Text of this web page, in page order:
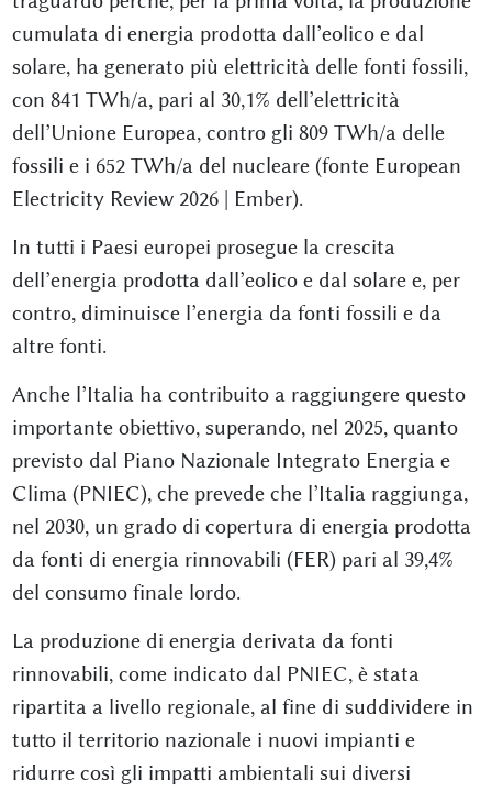
cumulata di energia prodotta dall’eolico e dal
solare, ha generato più elettricità delle fonti fossili,
con 841 TWh/a, pari al 30,1% dell’elettricità
dell’Unione Europea, contro gli 809 TWh/a delle
fossili e i 652 TWh/a del nucleare (fonte European
Electricity Review 2026 | Ember).
In tutti i Paesi europei prosegue la crescita
dell’energia prodotta dall’eolico e dal solare e, per
contro, diminuisce l’energia da fonti fossili e da
altre fonti.
Anche l’Italia ha contribuito a raggiungere questo
importante obiettivo, superando, nel 2025, quanto
previsto dal Piano Nazionale Integrato Energia e
Clima (PNIEC), che prevede che l’Italia raggiunga,
nel 2030, un grado di copertura di energia prodotta
da fonti di energia rinnovabili (FER) pari al 39,4%
del consumo finale lordo.
La produzione di energia derivata da fonti
rinnovabili, come indicato dal PNIEC, è stata
ripartita a livello regionale, al fine di suddividere in
tutto il territorio nazionale i nuovi impianti e
ridurre così gli impatti ambientali sui diversi